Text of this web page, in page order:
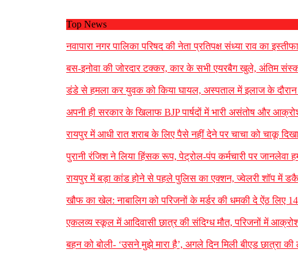
Top News
नवापारा नगर पालिका परिषद की नेता प्रतिपक्ष संध्या राव का
बस-इनोवा की जोरदार टक्कर, कार के सभी एयरबैग खुले, अंतिम
डंडे से हमला कर युवक को किया घायल, अस्पताल में इलाज के दौरान
अपनी ही सरकार के खिलाफ BJP पार्षदों में भारी असंतोष और
रायपुर में आधी रात शराब के लिए पैसे नहीं देने पर चाचा को चाकू
पुरानी रंजिश ने लिया हिंसक रूप, पेट्रोल-पंप कर्मचारी पर
रायपुर में बड़ा कांड होने से पहले पुलिस का एक्शन, ज्वेलरी शॉप में
खौफ का खेल: नाबालिग को परिजनों के मर्डर की धमकी दे ऐंठ लिए
एकलव्य स्कूल में आदिवासी छात्र की संदिग्ध मौत, परिजनों में
बहन को बोली- ‘उसने मुझे मारा है’, अगले दिन मिली बीएड छात्रा